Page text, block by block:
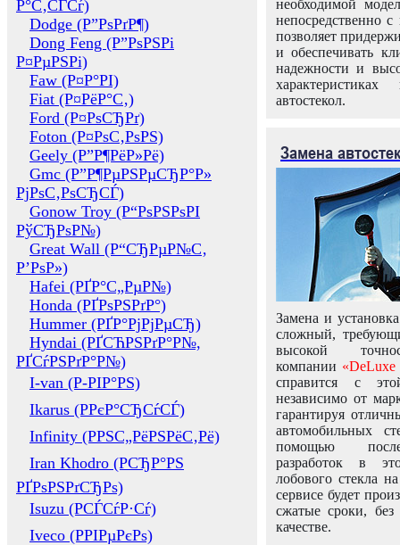
Р°С‚СЃСѓ)
Dodge (Р”РѕРґР¶)
Dong Feng (Р”РѕРЅРі
Р¤РµРЅРі)
Faw (Р¤Р°РІ)
Fiat (Р¤РёР°С‚)
Ford (Р¤РѕСЂРґ)
Foton (Р¤РѕС‚РѕРЅ)
Geely (Р”Р¶РёР»Рё)
Gmc (Р”Р¶РµРЅРµСЂР°Р»
РјРѕС‚РѕСЂСЃ)
Gonow Troy (Р“РѕРЅРѕРІ
РўСЂРѕР№)
Great Wall (Р“СЂРµР№С‚
Р’РѕР»)
Hafei (РҐР°С„РµР№)
Honda (РҐРѕРЅРґР°)
Hummer (РҐР°РјРјРµСЂ)
Hyndai (РҐСЋРЅРґР°Р№,
РҐСѓРЅРґР°Р№)
I-van (Р-РІР°РЅ)
Ikarus (РРєР°СЂСѓСЃ)
Infinity (РРЅС„РёРЅРёС‚Рё)
Iran Khodro (РСЂР°РЅ
РҐРѕРЅРґСЂРѕ)
Isuzu (РСЃСѓР·Сѓ)
Iveco (РРІРµРєРѕ)
необходимой
непосредственно
позволяет
и обеспечивать
надежности и
автостекол.
Замена
Замена и
сложный,
высокой
компании «DeLuxe
справится с
независимо от
гарантируя
автомобильных
помощью
разработок в
лобового стекла
сервисе будет
сжатые сроки,
качестве.